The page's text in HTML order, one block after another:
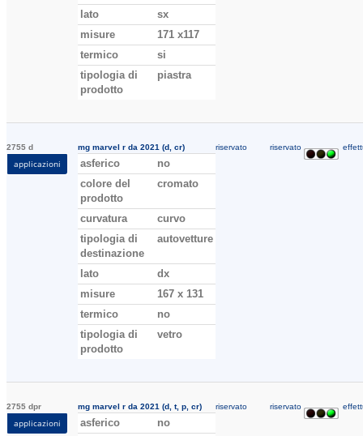
lato
sx
misure
171 x117
termico
si
tipologia di
prodotto
piastra
2755 d
applicazioni
mg marvel r da 2021 (d, cr)
asferico
no
colore del
prodotto
cromato
curvatura
curvo
tipologia di
destinazione
autovetture
lato
dx
misure
167 x 131
termico
no
tipologia di
prodotto
vetro
riservato riservato
2755 dpr
applicazioni
mg marvel r da 2021 (d, t, p, cr)
asferico
no
riservato riservato